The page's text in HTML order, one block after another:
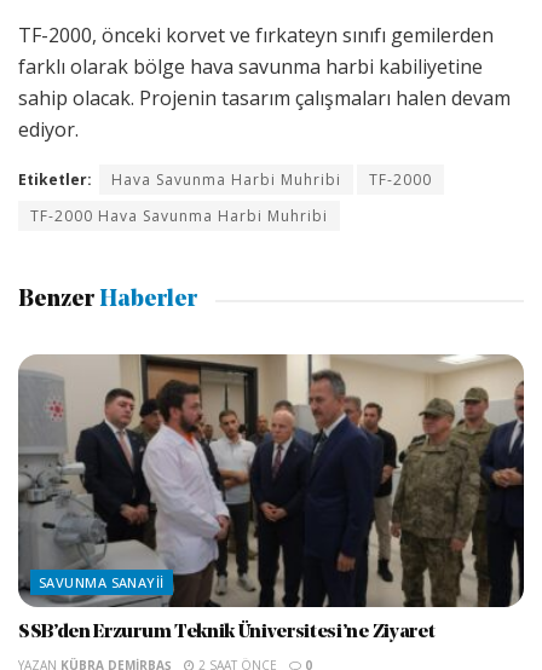
TF-2000, önceki korvet ve fırkateyn sınıfı gemilerden
farklı olarak bölge hava savunma harbi kabiliyetine
sahip olacak. Projenin tasarım çalışmaları halen devam
ediyor.
Etiketler: Hava Savunma Harbi Muhribi
TF-2000
TF-2000 Hava Savunma Harbi Muhribi
Benzer Haberler
SAVUNMA SANAYII
SSB’den Erzurum Teknik Üniversitesi’ne Ziyaret
YAZAN KÜBRA DEMIRBAŞ 2 SAAT ÖNCE 0